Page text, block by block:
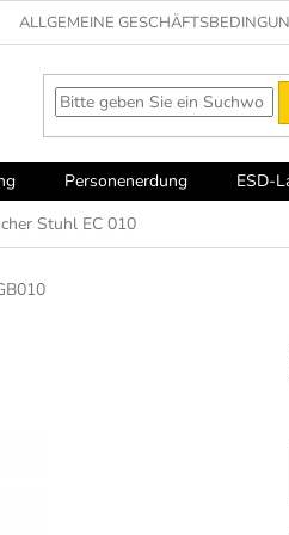
ALLGEMEINE
Personenerdung ESD-
Stuhl EC 010